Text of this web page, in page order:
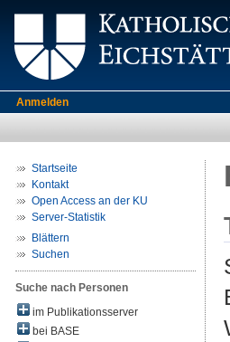
Anmelden
Startseite
Kontakt
Open Access an der KU
Server-Statistik
Blättern
Suchen
Suche nach Personen
im Publikationsserver
bei BASE